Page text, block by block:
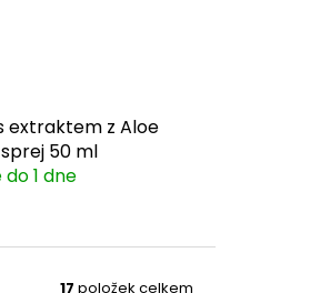
extraktem z Aloe
50 ml
1 dne
17 položek celkem